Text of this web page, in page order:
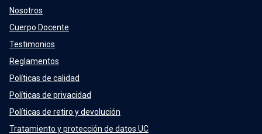
Nosotros
Cuerpo Docente
Testimonios
Reglamentos
Políticas de calidad
Políticas de privacidad
Políticas de retiro y devolución
Tratamiento y protección de datos UC